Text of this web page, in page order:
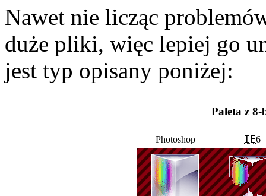
Nawet nie licząc
duże pliki, więc lepiej go
jest typ opisany poniżej:
Paleta z
Photoshop IE6